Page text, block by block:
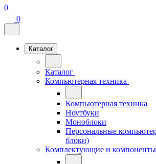
0
0
Каталог
Каталог
Компьютерная техника
Компьютерная техника
Ноутбуки
Моноблоки
Персональные
блоки)
Комплектующие и